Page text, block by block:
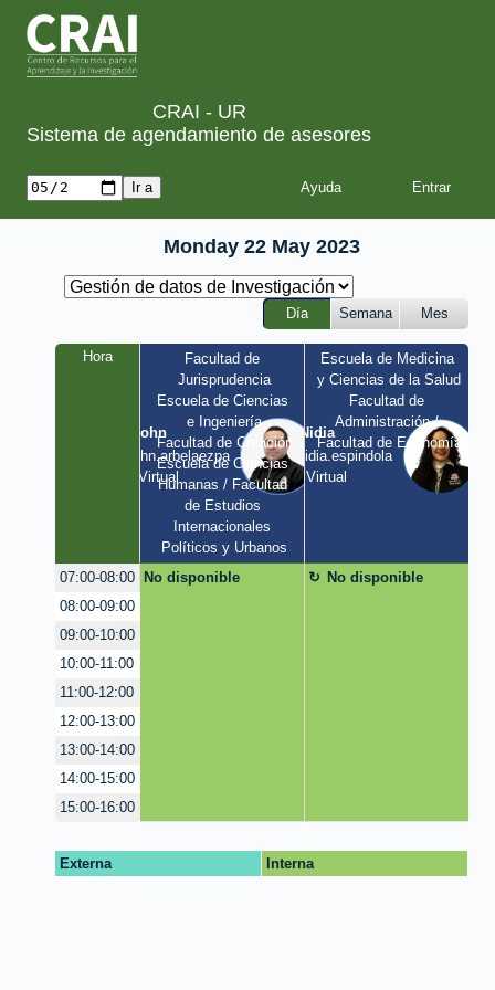
CRAI - UR
Sistema de agendamiento de asesores
Ayuda
Monday 22 May 2023
Día Semana Mes
Hora
John
john.arbelaezpa
/ Virtual
Facultad de
Jurisprudencia
Escuela de Ciencias
e Ingeniería
Facultad de Creación
Escuela de Ciencias
Humanas / Facultad
de Estudios
Internacionales
Políticos y Urbanos
Nidia
nidia.espindola
/ Virtual
Escuela de Medicina
y Ciencias de la Salud
Facultad de
Administración /
Facultad de Economía
07:00-08:00 No disponible
No disponible
08:00-09:00
09:00-10:00
10:00-11:00
11:00-12:00
12:00-13:00
13:00-14:00
14:00-15:00
15:00-16:00
Externa Interna